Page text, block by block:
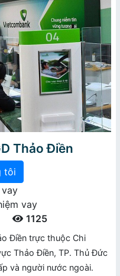
Thảo Điền
tôi
vay
1125
Điền trực thuộc Chi
Thảo Điền, TP. Thủ Đức
và người nước ngoài.